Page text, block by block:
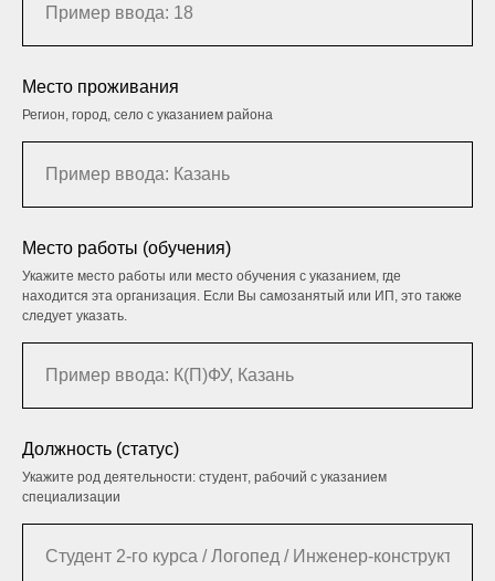
Место проживания
Регион, город, село с указанием района
Место работы (обучения)
Укажите место работы или место обучения с указанием, где
находится эта организация. Если Вы самозанятый или ИП, это также
следует указать.
Должность (статус)
Укажите род деятельности: студент, рабочий с указанием
специализации